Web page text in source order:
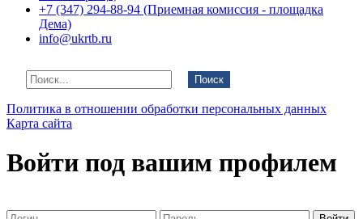
+7 (347) 294-88-94 (Приемная комиссия - площадка
Дема)
info@ukrtb.ru
Поиск
Политика в отношении обработки персональных данных
Карта сайта
Войти под вашим профилем